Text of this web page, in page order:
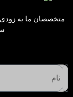
متخصصان ما به زودی